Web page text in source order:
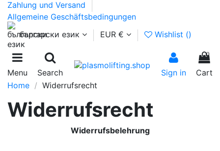
Zahlung und Versand
Allgemeine Geschäftsbedingungen
български език
EUR € Wishlist ()
Menu Search Sign in
0
Cart
Home
Widerrufsrecht
Widerrufsrecht
Widerrufsbelehrung